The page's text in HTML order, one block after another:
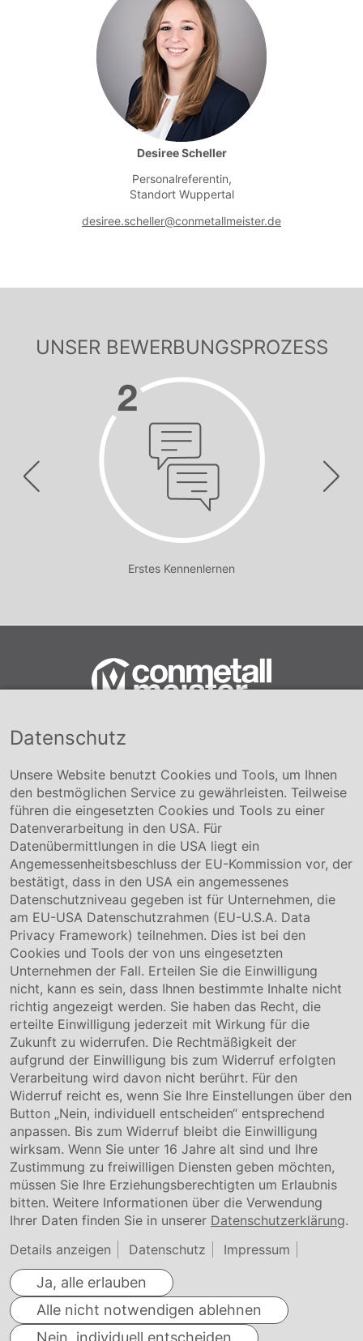
Desiree Scheller
Personalreferentin,
Standort Wuppertal
desiree.scheller@conmetallmeister.de
UNSER BEWERBUNGSPROZESS
Erstes Kennenlernen
Conmetall Meister GmbH
+49 5141-180
info@conmetallmeister.de
www.conmetallmeister.de
Unternehmen
Über uns
Compliance
Hinweisgebersystem
Karriere
Service & Kontakt
Kontakt
Downloads
Garantiebedingungen
Zertifikate
Rechtliches
Impressum
AGB
Datenschutz
Cookie Einstellung
Datenschutz
Unsere Website benutzt Cookies und Tools, um Ihnen
den bestmöglichen Service zu gewährleisten. Teilweise
führen die eingesetzten Cookies und Tools zu einer
Datenverarbeitung in den USA. Für
Datenübermittlungen in die USA liegt ein
Angemessenheitsbeschluss der EU-Kommission vor, der
bestätigt, dass in den USA ein angemessenes
Datenschutzniveau gegeben ist für Unternehmen, die
am EU-USA Datenschutzrahmen (EU-U.S.A. Data
Privacy Framework) teilnehmen. Dies ist bei den
Cookies und Tools der von uns eingesetzten
Unternehmen der Fall. Erteilen Sie die Einwilligung
nicht, kann es sein, dass Ihnen bestimmte Inhalte nicht
richtig angezeigt werden. Sie haben das Recht, die
erteilte Einwilligung jederzeit mit Wirkung für die
Zukunft zu widerrufen. Die Rechtmäßigkeit der
aufgrund der Einwilligung bis zum Widerruf erfolgten
Verarbeitung wird davon nicht berührt. Für den
Widerruf reicht es, wenn Sie Ihre Einstellungen über den
Button „Nein, individuell entscheiden“ entsprechend
anpassen. Bis zum Widerruf bleibt die Einwilligung
wirksam. Wenn Sie unter 16 Jahre alt sind und Ihre
Zustimmung zu freiwilligen Diensten geben möchten,
müssen Sie Ihre Erziehungsberechtigten um Erlaubnis
bitten. Weitere Informationen über die Verwendung
Ihrer Daten finden Sie in unserer Datenschutzerklärung.
Details anzeigen
Datenschutz Impressum
Ja, alle erlauben
Alle nicht notwendigen ablehnen
Nein, individuell entscheiden